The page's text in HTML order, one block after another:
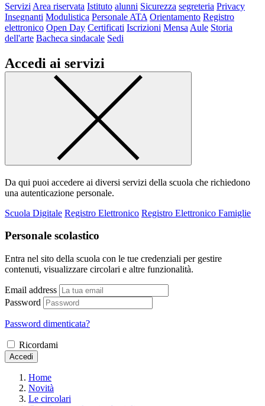
Servizi Area riservata Istituto alunni Sicurezza segreteria Privacy
Insegnanti Modulistica Personale ATA Orientamento Registro
elettronico Open Day Certificati Iscrizioni Mensa Aule Storia
dell'arte Bacheca sindacale Sedi
Accedi ai servizi
Da qui puoi accedere ai diversi servizi della scuola che richiedono
una autenticazione personale.
Scuola Digitale Registro Elettronico Registro Elettronico Famiglie
Personale scolastico
Entra nel sito della scuola con le tue credenziali per gestire
contenuti, visualizzare circolari e altre funzionalità.
Email address
Password
Password dimenticata?
Ricordami
Accedi
Home
Novità
Le circolari